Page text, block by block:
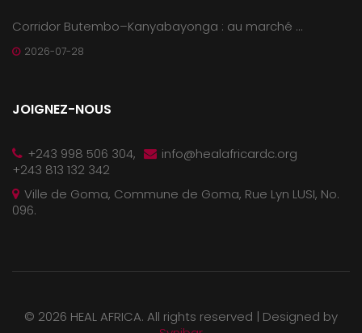
Corridor Butembo–Kanyabayonga : au marché ...
2026-07-28
JOIGNEZ-NOUS
+243 998 506 304,
+243 813 132 342
info@healafricardc.org
Ville de Goma, Commune de Goma, Rue Lyn LUSI, No.
096.
© 2026 HEAL AFRICA. All rights reserved | Designed by